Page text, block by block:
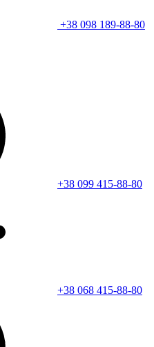
+38 098 189-88-80
+38 099 415-88-80
+38 068 415-88-80